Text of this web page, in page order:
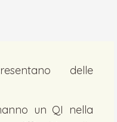
delle
un QI nella